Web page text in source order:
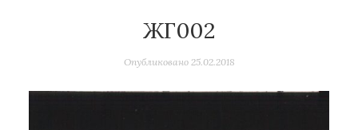
ЖГ002
Опубликовано 25.02.2018